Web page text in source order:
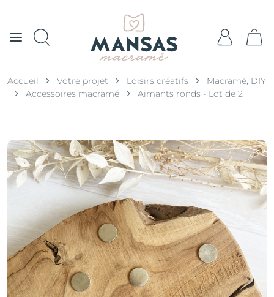
Accueil Votre projet Loisirs créatifs
Macramé, DIY
Accessoires macramé
Aimants ronds - Lot de 2